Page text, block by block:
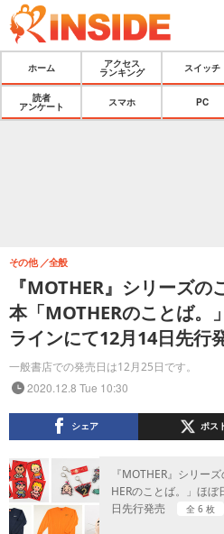
ホーム
アクセス
ランキング
スイッチ
読者
アンケート
スマホ PC
『MOTHER』シリーズ
本「MOTHERのことば。
ラインにて12月14日先行
一般書店での発売日は12月25日です。
その他 全般
2020.12.8 Tue 10:30
シェア ポス
『MOTHER』シリー
HERのことば。」ほ
日先行発売
全 6 枚